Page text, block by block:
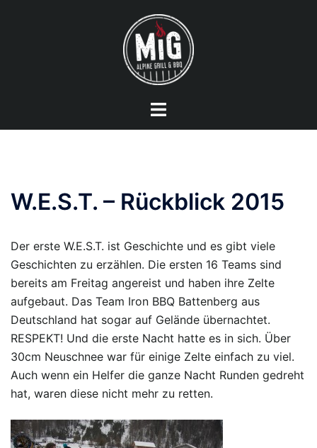
Menü
W.E.S.T. – Rückblick 2015
Der erste W.E.S.T. ist Geschichte und es gibt viele
Geschichten zu erzählen. Die ersten 16 Teams sind
bereits am Freitag angereist und haben ihre Zelte
aufgebaut. Das Team Iron BBQ Battenberg aus
Deutschland hat sogar auf Gelände übernachtet.
RESPEKT! Und die erste Nacht hatte es in sich. Über
30cm Neuschnee war für einige Zelte einfach zu viel.
Auch wenn ein Helfer die ganze Nacht Runden gedreht
hat, waren diese nicht mehr zu retten.